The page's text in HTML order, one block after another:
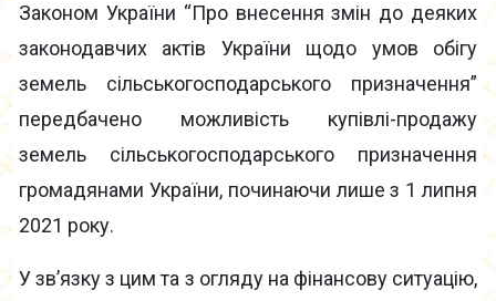
Законом України “Про внесення змін до деяких
законодавчих актів України щодо умов обігу
земель сільськогосподарського призначення”
передбачено можливість купівлі-продажу
земель сільськогосподарського призначення
громадянами України, починаючи лише з 1 липня
2021 року.
У зв’язку з цим та з огляду на фінансову ситуацію,